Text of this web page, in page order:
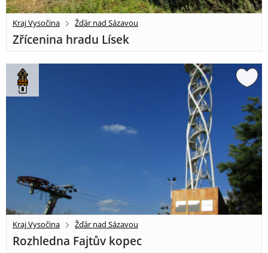
Kraj Vysočina Žďár nad Sázavou
Zřícenina hradu Lísek
Kraj Vysočina Žďár nad Sázavou
Rozhledna Fajtův kopec